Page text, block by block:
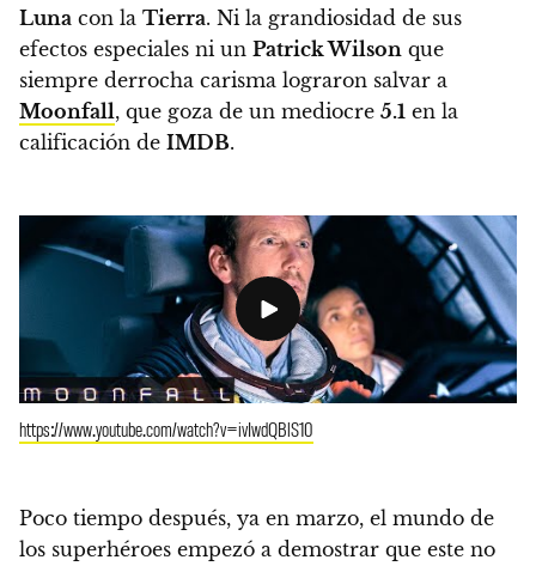
Luna con la Tierra. Ni la grandiosidad de sus
efectos especiales ni un Patrick Wilson que
siempre derrocha carisma lograron salvar a
Moonfall, que goza de un mediocre 5.1 en la
calificación de IMDB.
https://www.youtube.com/watch?v=ivIwdQBlS10
Poco tiempo después, ya en marzo, el mundo de
los superhéroes empezó a demostrar que este no